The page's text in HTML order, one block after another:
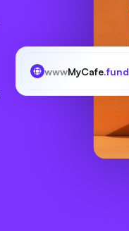
wwwMyCafe.fund